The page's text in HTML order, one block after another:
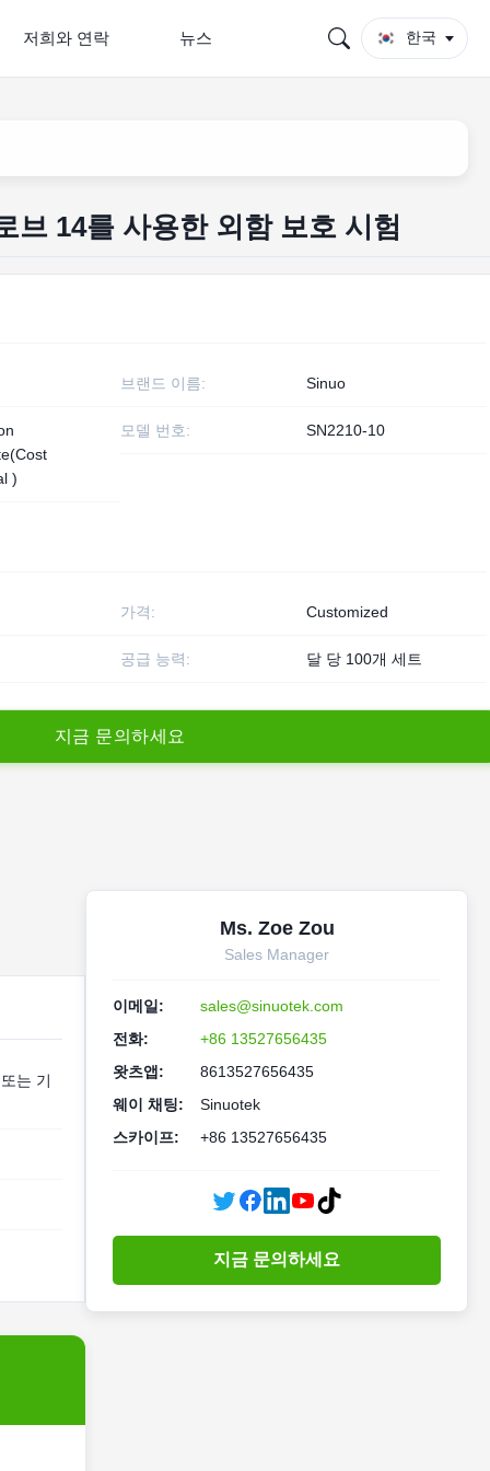
저희와 연락 뉴스 한국
브 14를 사용한 외함 보호 시험
브랜드 이름: Sinuo
)
모델 번호: SN2210-10
가격: Customized
공급 능력: 달 당 100개 세트
지 금 문의하세 요
는 기
Ms. Zoe Zou
Sales Manager
이메일:
sales@sinuotek.com
전화:
+86 13527656435
왓츠앱:
8613527656435
웨이 채팅:
Sinuotek
스카이프:
+86 13527656435
지금 문의하세요